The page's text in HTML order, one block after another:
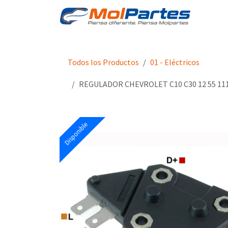
Todos los Productos 01 - Eléctricos
REGULADOR CHEVROLET C10 C30 12 55
Disponible
Disponible